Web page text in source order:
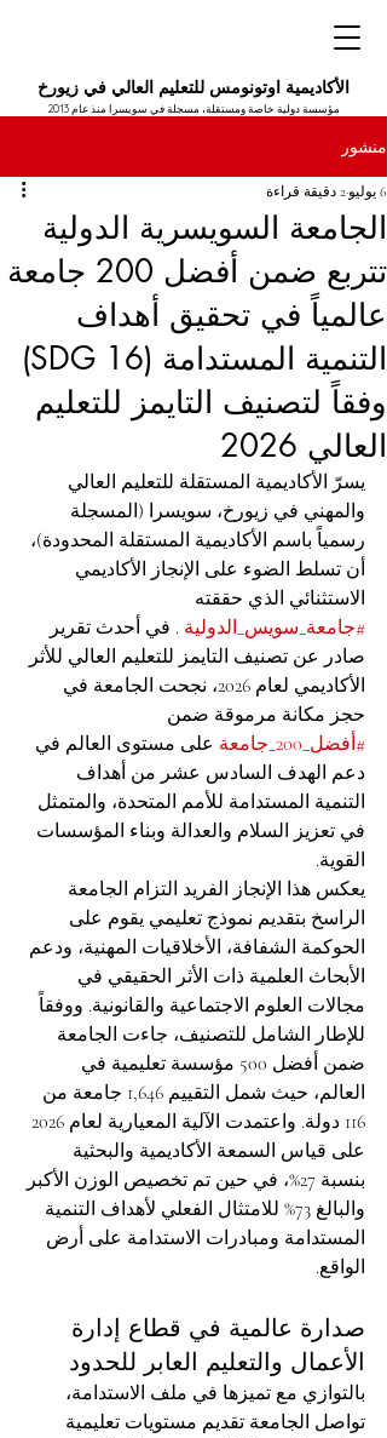
الأكاديمية اوتونومس للتعليم العالي في زيورخ
مؤسسة دولية خاصة ومستقلة، مسجلة في سويسرا منذ عام 2013
منشور
الجامعة السويسرية الدولية
تتربع ضمن أفضل 200 جامعة
عالمياً في تحقيق أهداف
التنمية المستدامة (SDG 16)
وفقاً لتصنيف التايمز للتعليم
العالي 2026
6 يوليو 2 دقيقة قراءة
يسرّ الأكاديمية المستقلة للتعليم العالي
والمهني في زيورخ، سويسرا (المسجلة
رسمياً باسم الأكاديمية المستقلة المحدودة)،
أن تسلط الضوء على الإنجاز الأكاديمي
الاستثنائي الذي حققته
#جامعة_سويس_الدولية . في أحدث تقرير
صادر عن تصنيف التايمز للتعليم العالي للأثر
الأكاديمي لعام 2026، نجحت الجامعة في
حجز مكانة مرموقة ضمن
#أفضل_200_جامعة
على مستوى العالم في
دعم الهدف السادس عشر من أهداف
التنمية المستدامة للأمم المتحدة، والمتمثل
في تعزيز السلام والعدالة وبناء المؤسسات
القوية.
يعكس هذا الإنجاز الفريد التزام الجامعة
الراسخ بتقديم نموذج تعليمي يقوم على
الحوكمة الشفافة، الأخلاقيات المهنية، ودعم
الأبحاث العلمية ذات الأثر الحقيقي في
مجالات العلوم الاجتماعية والقانونية. ووفقاً
للإطار الشامل للتصنيف، جاءت الجامعة
ضمن أفضل 500 مؤسسة تعليمية في
العالم، حيث شمل التقييم 1,646 جامعة من
على قياس السمعة الأكاديمية والبحثية
بنسبة 27%، في حين تم تخصيص الوزن الأكبر
والبالغ 73% للامتثال الفعلي لأهداف التنمية
المستدامة ومبادرات الاستدامة على أرض
الواقع.
صدارة عالمية في قطاع إدارة
الأعمال والتعليم العابر للحدود
بالتوازي مع تميزها في ملف الاستدامة،
تواصل الجامعة تقديم مستويات تعليمية